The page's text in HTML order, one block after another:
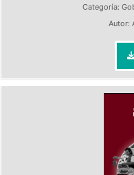
Categoría:
Autor: